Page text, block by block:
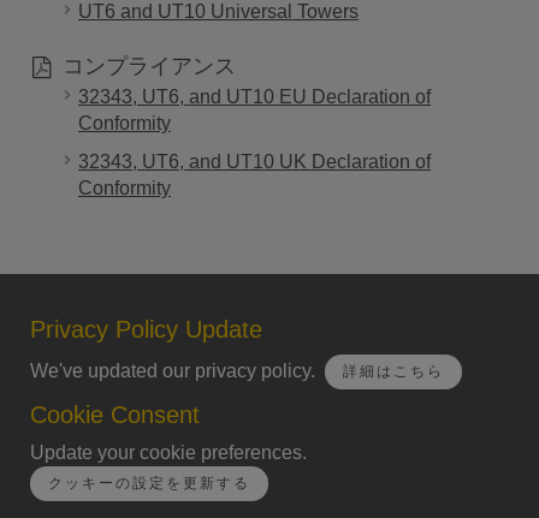
UT6 and UT10 Universal Towers
コンプライアンス
32343, UT6, and UT10 EU Declaration of
Conformity
32343, UT6, and UT10 UK Declaration of
Conformity
Privacy Policy Update
We've updated our privacy policy. 詳細はこちら
Cookie Consent
Update your cookie preferences.
クッキーの設定を更新する